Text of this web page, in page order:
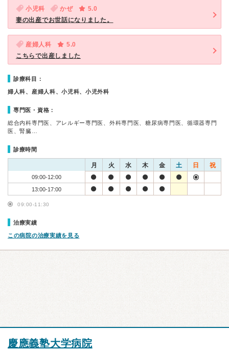
小児科 かぜ
5.0
妻の出産でお世話になりました。
産婦人科
5.0
こちらで出産しました
診療科目：
婦人科、産婦人科、小児科、小児外科
専門医・資格：
総合内科専門医、アレルギー専門医、外科専門医、糖尿病専門医、循環器専門
医、腎臓…
診療時間
月 火 水 木 金 土 日 祝
09:00-12:00
13:00-17:00
09:00-11:30
治療実績
この病院の治療実績を見る
慶應義塾大学病院